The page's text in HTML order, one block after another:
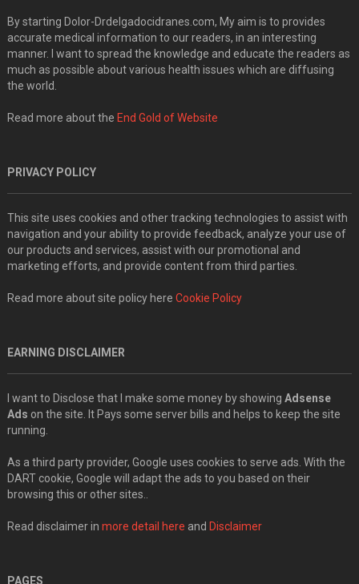
By starting Dolor-Drdelgadocidranes.com, My aim is to provides
accurate medical information to our readers, in an interesting
manner. I want to spread the knowledge and educate the readers as
much as possible about various health issues which are diffusing
the world.
Read more about the End Gold of Website
PRIVACY POLICY
This site uses cookies and other tracking technologies to assist with
navigation and your ability to provide feedback, analyze your use of
our products and services, assist with our promotional and
marketing efforts, and provide content from third parties.
Read more about site policy here Cookie Policy
EARNING DISCLAIMER
I want to Disclose that I make some money by showing Adsense
Ads on the site. It Pays some server bills and helps to keep the site
running.
As a third party provider, Google uses cookies to serve ads. With the
DART cookie, Google will adapt the ads to you based on their
browsing this or other sites..
Read disclaimer in more detail here and Disclaimer
PAGES